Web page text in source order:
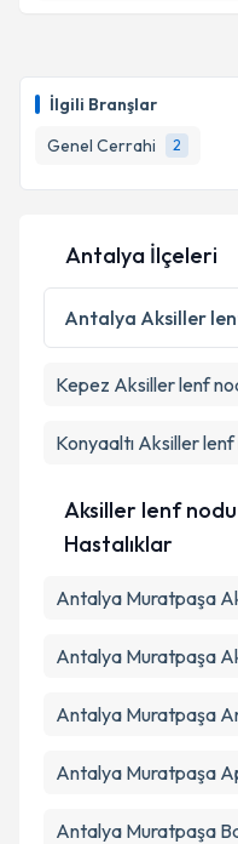
İlgili Branşlar
Genel Cerrahi
2
E-posta Adresiniz
Kişisel
Metni'ni
kapsamda
Antalya İlçeleri
Antalya Aksiller
Kepez Aksiller lenf
Konyaaltı Aksiller lenf
Aksiller lenf
Hastalıklar
Antalya Muratpaşa
Antalya Muratpaşa
Antalya Muratpaşa
Antalya Muratpaşa
Antalya Muratpaşa